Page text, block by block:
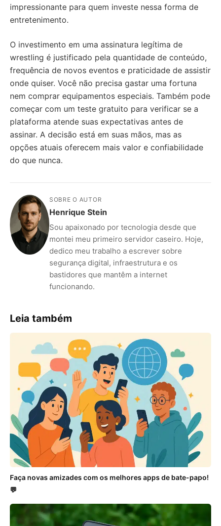
impressionante para quem investe nessa forma de
entretenimento.
O investimento em uma assinatura legítima de
wrestling é justificado pela quantidade de conteúdo,
frequência de novos eventos e praticidade de assistir
onde quiser. Você não precisa gastar uma fortuna
nem comprar equipamentos especiais. Também pode
começar com um teste gratuito para verificar se a
plataforma atende suas expectativas antes de
assinar. A decisão está em suas mãos, mas as
opções atuais oferecem mais valor e confiabilidade
do que nunca.
SOBRE O AUTOR
Henrique Stein
Sou apaixonado por tecnologia desde que
montei meu primeiro servidor caseiro. Hoje,
dedico meu trabalho a escrever sobre
segurança digital, infraestrutura e os
bastidores que mantêm a internet
funcionando.
Leia também
Faça novas amizades com os melhores apps de bate-papo!
💬